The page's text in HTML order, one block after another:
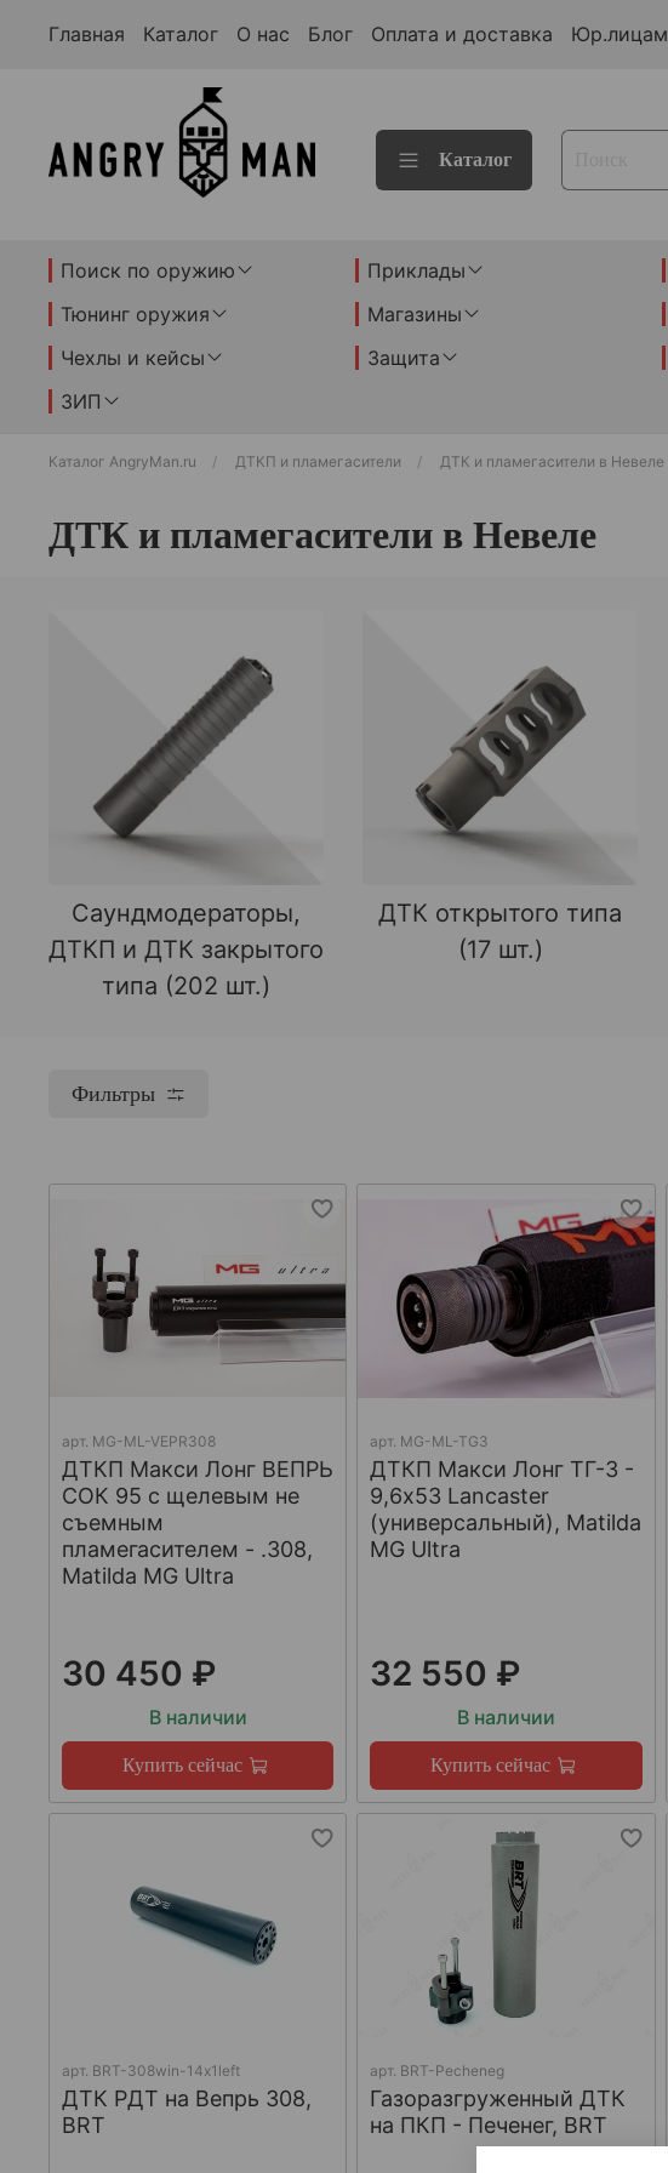
Главная Каталог О нас Блог Оплата и доставка Юр.лицам
Каталог
Поиск по оружию Приклады
Тюнинг оружия
Магазины
Чехлы и кейсы
Защита
ЗИП
Каталог AngryMan.ru ДТКП и пламегасители ДТК и пламегасители в Невеле
ДТК и пламегасители в Невеле
Саундмодераторы,
ДТКП и ДТК закрытого
типа (202 шт.)
ДТК открытого типа
(17 шт.)
Фильтры
арт. МG-ML-VEPR308
ДТКП Макси Лонг ВЕПРЬ
СОК 95 с щелевым не
съемным
пламегасителем - .308,
Matilda MG Ultra
30 450 ₽
В наличии
Купить сейчас
арт. MG-ML-TG3
ДТКП Макси Лонг ТГ-3 -
9,6x53 Lancaster
(универсальный), Matilda
MG Ultra
32 550 ₽
В наличии
Купить сейчас
арт. BRT-308win-14х1left
ДТК РДТ на Вепрь 308,
BRT
арт. BRT-Pecheneg
Газоразгруженный ДТК
на ПКП - Печенег, BRT